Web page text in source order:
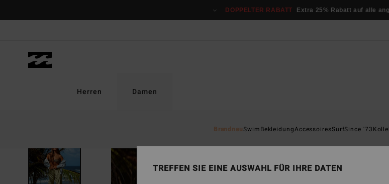
DOPPELTER RABATT Extra 25% Rabatt auf alle
Herren Damen
BrandneuSwimBekleidungAccessoiresSurfSince '73
TREFFEN SIE EINE AUSWAHL FÜR IHRE DATEN